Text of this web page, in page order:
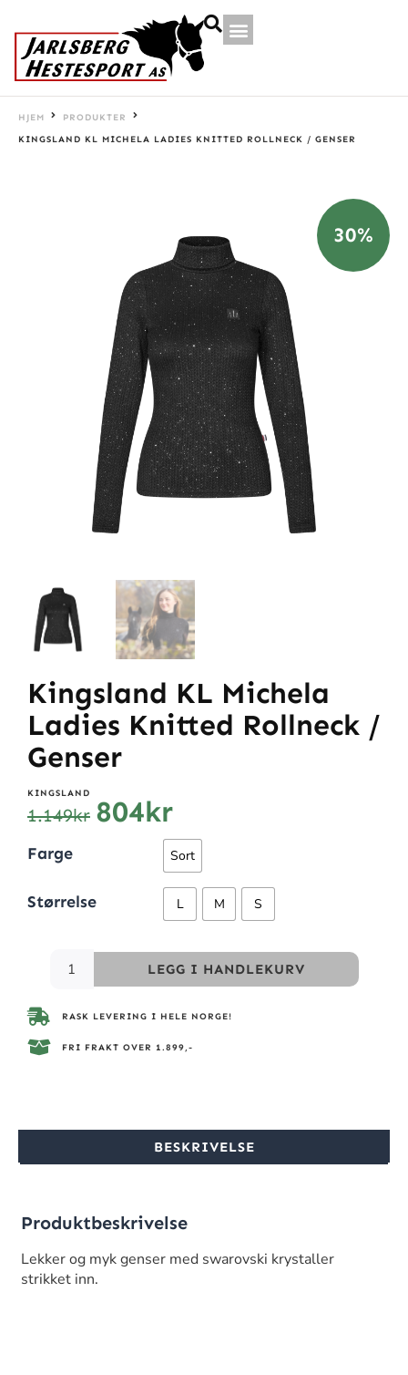
HJEM
PRODUKTER
KINGSLAND KL MICHELA LADIES KNITTED ROLLNECK / GENSER
30%
Kingsland KL Michela
Ladies Knitted Rollneck /
Genser
KINGSLAND
1.149kr 804kr
Farge Sort
Størrelse L M S
LEGG I HANDLEKURV
RASK LEVERING I HELE NORGE!
FRI FRAKT OVER 1.899,-
BESKRIVELSE
Produktbeskrivelse
Lekker og myk genser med swarovski krystaller
strikket inn.